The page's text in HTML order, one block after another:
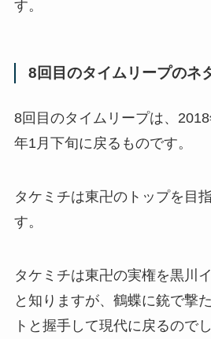
す。
8回目のタイムリープのネ
8回目のタイムリープは、
年1月下旬に戻るものです。
タケミチは東卍のトップを目
す。
タケミチは東卍の実権を黒川
と知りますが、鶴蝶に銃で撃
トと握手して現代に戻るのでし